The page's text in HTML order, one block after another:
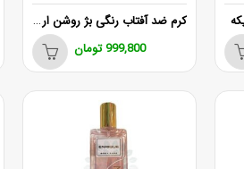
کرم ضد آفتاب رنگی بژ روشن اریکه SPF50
999,800 تومان